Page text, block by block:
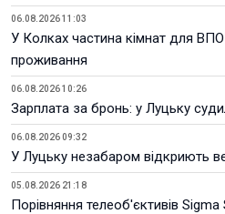
06.08.2026 11:03
У Колках частина кімнат для
проживання
06.08.2026 10:26
Зарплата за бронь: у Луцьку
06.08.2026 09:32
У Луцьку незабаром відкриють
05.08.2026 21:18
Порівняння телеоб'єктивів